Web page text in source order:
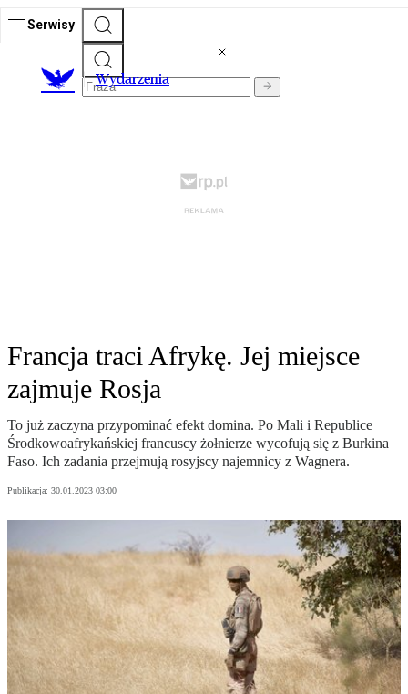
Serwisy
Wydarzenia
Francja traci Afrykę. Jej miejsce
zajmuje Rosja
To już zaczyna przypominać efekt domina. Po Mali i Republice
Środkowoafrykańskiej francuscy żołnierze wycofują się z Burkina
Faso. Ich zadania przejmują rosyjscy najemnicy z Wagnera.
Publikacja: 30.01.2023 03:00